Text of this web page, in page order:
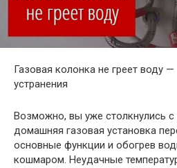
Газовая колонка не греет воду
устранения
Возможно, вы уже столкнулись с
домашняя газовая установка
основные функции и обогрев
кошмаром. Неудачные